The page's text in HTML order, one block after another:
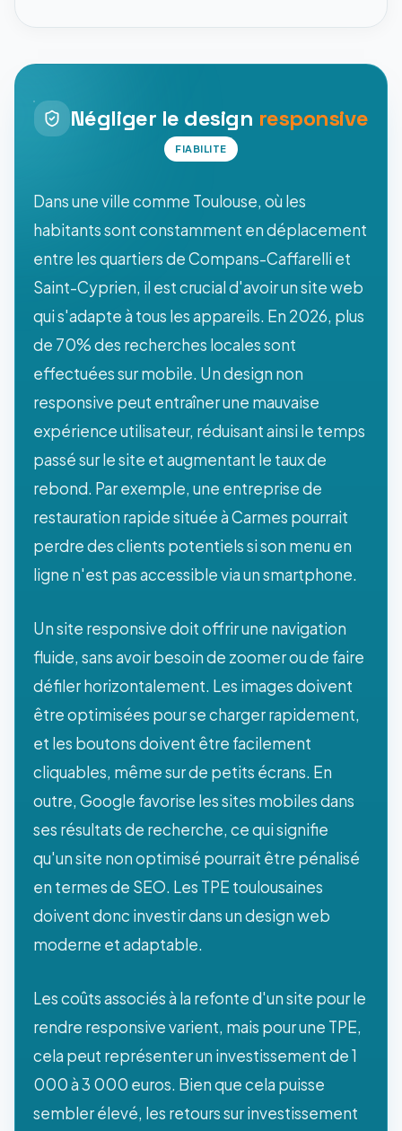
Négliger le design responsive
FIABILITE
Dans une ville comme Toulouse, où les
habitants sont constamment en déplacement
entre les quartiers de Compans-Caffarelli et
Saint-Cyprien, il est crucial d'avoir un site web
qui s'adapte à tous les appareils. En 2026, plus
de 70% des recherches locales sont
effectuées sur mobile. Un design non
responsive peut entraîner une mauvaise
expérience utilisateur, réduisant ainsi le temps
passé sur le site et augmentant le taux de
rebond. Par exemple, une entreprise de
restauration rapide située à Carmes pourrait
perdre des clients potentiels si son menu en
ligne n'est pas accessible via un smartphone.
Un site responsive doit offrir une navigation
fluide, sans avoir besoin de zoomer ou de faire
défiler horizontalement. Les images doivent
être optimisées pour se charger rapidement,
et les boutons doivent être facilement
cliquables, même sur de petits écrans. En
outre, Google favorise les sites mobiles dans
ses résultats de recherche, ce qui signifie
qu'un site non optimisé pourrait être pénalisé
en termes de SEO. Les TPE toulousaines
doivent donc investir dans un design web
moderne et adaptable.
Les coûts associés à la refonte d'un site pour le
rendre responsive varient, mais pour une TPE,
cela peut représenter un investissement de 1
000 à 3 000 euros. Bien que cela puisse
sembler élevé, les retours sur investissement